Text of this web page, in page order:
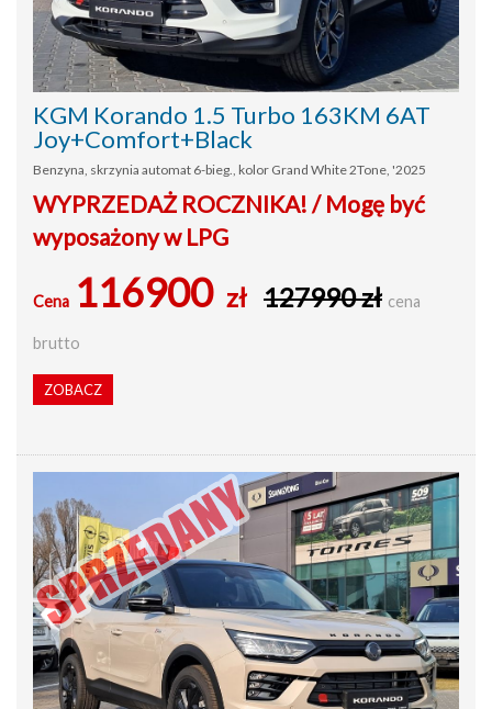
KGM Korando 1.5 Turbo 163KM 6AT
Joy+Comfort+Black
Benzyna, skrzynia automat 6-bieg., kolor Grand White 2Tone, '2025
WYPRZEDAŻ ROCZNIKA! / Mogę być
wyposażony w LPG
Cena 116900 zł 127990 zł cena
brutto
ZOBACZ